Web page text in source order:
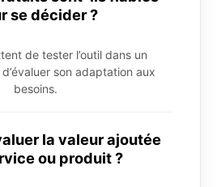
se décider ?
de tester l’outil dans un
son adaptation aux
besoins.
la valeur ajoutée
ou produit ?